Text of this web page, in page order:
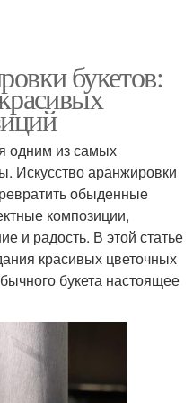
букетов:
одним из самых
Искусство аранжировки
обыденные
композиции,
и радость. В этой статье
красивых цветочных
букета настоящее